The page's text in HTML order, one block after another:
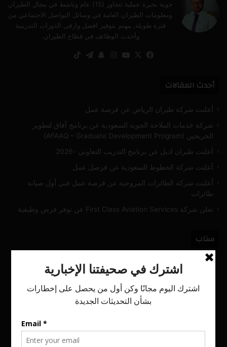
جوية بخبرة عملية تتجاوز (15) عام وناشط في مجال الطيران
ومعلومات الطيران العامة في وسائل التواصل الاجتماعي من
فترة طويلة, مهتم بتوفير افضل وارقى الدورات التدريبية
وأحدث الوظائف في قطاع الطيران.
فيسبوك
‫X
‫YouTube
انستقرام
سنابتيلقرام
أحدث المقالات
أعلنت شركة طيران الرياض عن فرصة عمل
شركة خدمات الملاحة الجوية السعودية عن برنامج آفاق لتطوير
الخريجين (AFAAQ – Graduate Development Program)
أعلنت طيران اديل عن برنامج التدريب التعاوني -2026
أعلنت شركة الخطوط السعودية عن فرصل عمل
أعلنت شركة الطائرات المروحية عن فرصة عمل فني أول صيانة
طائرات
تعلن شركة First Class Aviation Services عن توفر فرص وظيفية
سناب